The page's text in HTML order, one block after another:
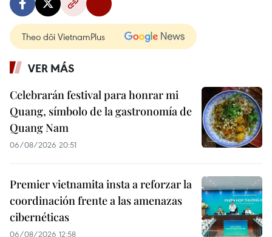
Theo dõi VietnamPlus
VER MÁS
Celebrarán festival para honrar mi
Quang, símbolo de la gastronomía de
Quang Nam
06/08/2026 20:51
Premier vietnamita insta a reforzar la
coordinación frente a las amenazas
cibernéticas
06/08/2026 12:58